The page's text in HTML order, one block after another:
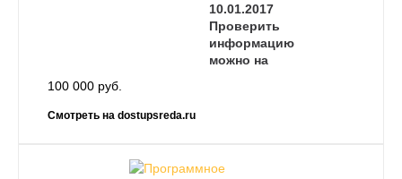
10.01.2017
Проверить
информацию
можно на
100 000 руб.
Смотреть на dostupsreda.ru